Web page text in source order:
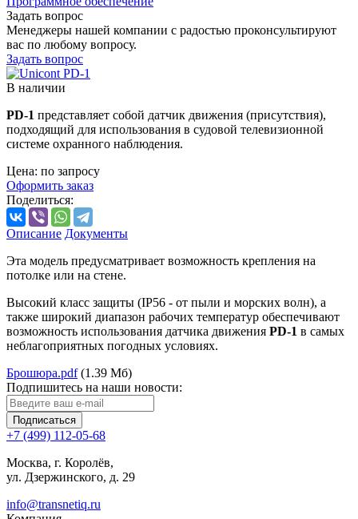
Задать вопрос
Менеджеры нашей компании с радостью проконсультируют
вас по любому вопросу.
Задать вопрос
В наличии
PD-1 представляет собой датчик движения (присутствия),
подходящий для использования в судовой телевизионной
системе охранного наблюдения.
Цена: по запросу
Оформить заказ
Поделиться:
Описание Документы
Эта модель предусматривает возможность крепления на
потолке или на стене.
Высокий класс защиты (IP56 - от пыли и морских волн), а
также широкий диапазон рабочих температур обеспечивают
возможность использования датчика движения PD-1 в самых
неблагоприятных погодных условиях.
Брошюра.pdf (1.39 Мб)
Подпишитесь на наши новости:
Подписаться
+7 (499) 112-05-68
Москва, г. Королёв,
ул. Дзержинского, д. 29
info@transnetiq.ru